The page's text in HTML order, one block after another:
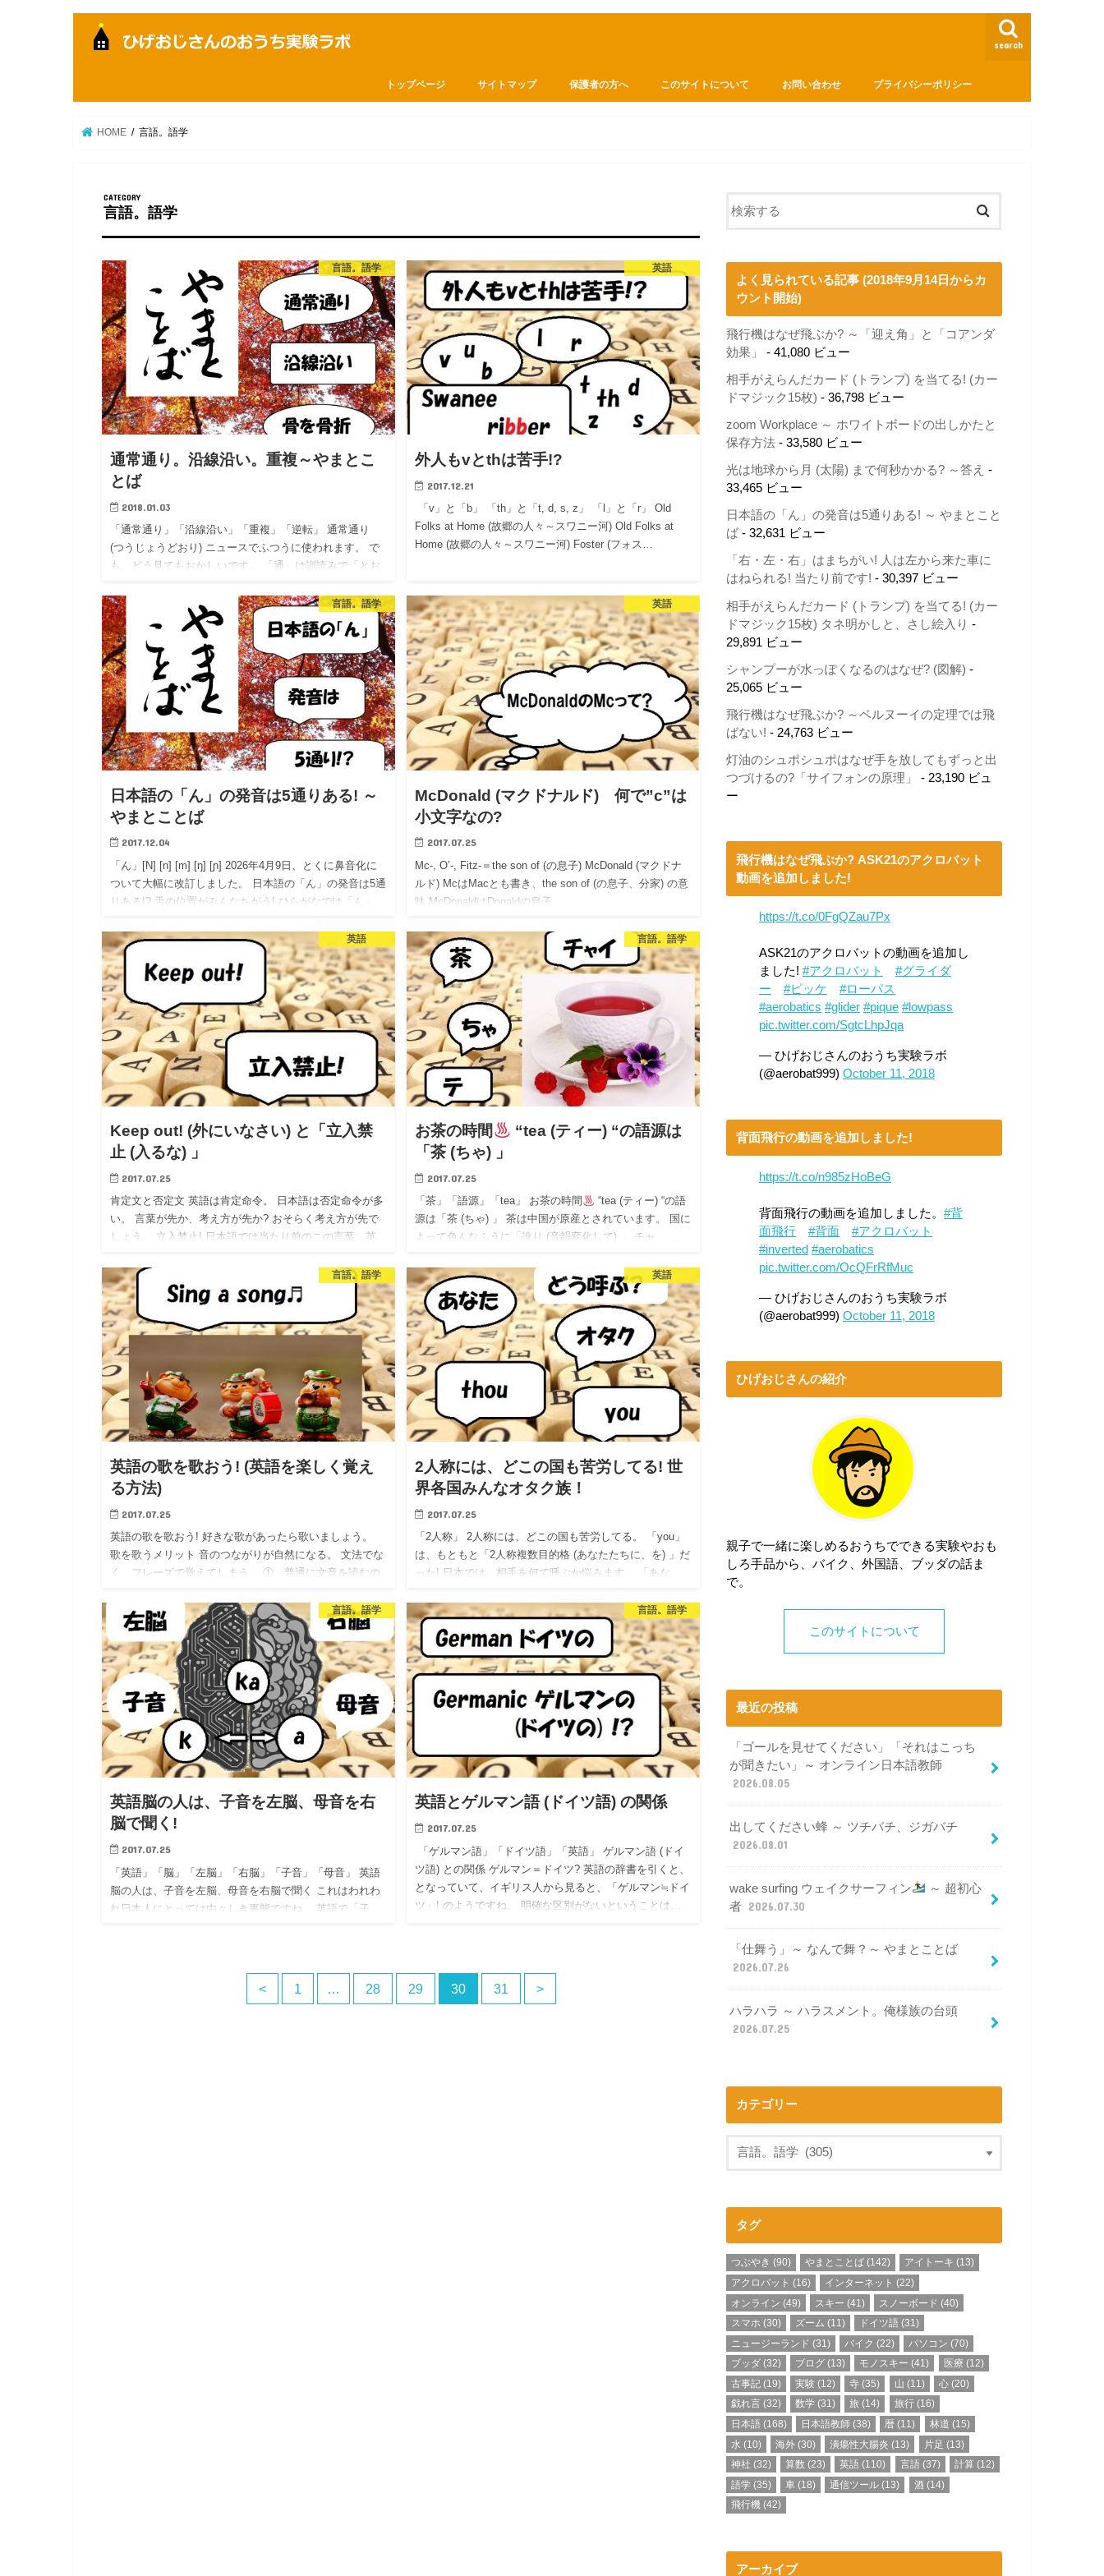
search
トップページ サイトマップ 保護者の方へ このサイトについて お問い合わせ プライバシーポリシー
HOME 言語。語学
言語。語学
言語。語学
通常通り。沿線沿い。重複～やまとこ
とば
2018.01.03
「通常通り」「沿線沿い」「重複」「逆転」 通常通り
(つうじょうどおり) ニュースでふつうに使われます。 で
も、どう見てもおかしいです。 「通」は訓読みで「とお
す。 「通常…
英語
外人もvとthは苦手!?
2017.12.21
「v」と「b」 「th」と「t, d, s, z」 「l」と「r」 Old
Folks at Home (故郷の人々～スワニー河) Old Folks at
Home (故郷の人々～スワニー河) Foster (フォス…
言語。語学
日本語の「ん」の発音は5通りある! ～
やまとことば
2017.12.04
「ん」[N] [n] [m] [ŋ] [ɲ] 2026年4月9日、とくに鼻音化に
ついて大幅に改訂しました。 日本語の「ん」の発音は5通
りある!? 舌の位置がみんなちがう! ひらがなでは「ん」、
英語
McDonald (マクドナルド) 何で”c”は
小文字なの?
2017.07.25
Mc-, O’-, Fitz-＝the son of (の息子) McDonald (マクドナ
ルド) McはMacとも書き、the son of (の息子、分家) の意
味 McDonaldはDonaldの息子…
英語
Keep out! (外にいなさい) と「立入禁
止 (入るな) 」
2017.07.25
肯定文と否定文 英語は肯定命令。 日本語は否定命令が多
い。 言葉が先か、考え方が先か? おそらく考え方が先で
しょう。 立入禁止! 日本語では当たり前のこの言葉。英
言語。語学
お茶の時間
“tea (ティー) “の語源は
「茶 (ちゃ) 」
2017.07.25
「茶」「語源」「tea」 お茶の時間
“tea (ティー) “の語
源は「茶 (ちゃ) 」 茶は中国が原産とされています。 国に
よって色んなふうに「訛り (音韻変化して) 」 チャ、…
言語。語学
英語の歌を歌おう! (英語を楽しく覚え
る方法)
2017.07.25
英語の歌を歌おう! 好きな歌があったら歌いましょう。
歌を歌うメリット 音のつながりが自然になる。 文法でな
く、フレーズで覚えてしまう。 ① 普通に文章を読むの
「子音」を次…
英語
2人称には、どこの国も苦労してる! 世
界各国みんなオタク族！
2017.07.25
「2人称」 2人称には、どこの国も苦労してる。 「you」
は、もともと「2人称複数目的格 (あなたたちに、を) 」だ
った! 日本では、相手を何て呼ぶか悩みます。 「あな
の…
言語。語学
英語脳の人は、子音を左脳、母音を右
脳で聞く!
2017.07.25
「英語」「脳」「左脳」「右脳」「子音」「母音」 英語
脳の人は、子音を左脳、母音を右脳で聞く これはわれわ
れ日本人にとっては由々しき事態ですね。 英語で「子
言語。語学
英語とゲルマン語 (ドイツ語) の関係
2017.07.25
「ゲルマン語」「ドイツ語」「英語」 ゲルマン語 (ドイ
ツ語) との関係 ゲルマン＝ドイツ? 英語の辞書を引くと、
となっていて、イギリス人から見ると、「ゲルマン≒ドイ
ツ」! のようですね。 明確な区別がないということは…
< 1 … 28 29 30 31 >
よく見られている記事 (2018年9月14日からカ
ウント開始)
飛行機はなぜ飛ぶか? ～「迎え角」と「コアンダ
効果」
- 41,080 ビュー
相手がえらんだカード (トランプ) を当てる! (カー
ドマジック15枚) - 36,798 ビュー
zoom Workplace ～ ホワイトボードの出しかたと
保存方法 - 33,580 ビュー
光は地球から月 (太陽) まで何秒かかる? ～答え -
33,465 ビュー
日本語の「ん」の発音は5通りある! ～ やまとこと
ば - 32,631 ビュー
「右・左・右」はまちがい! 人は左から来た車に
はねられる! 当たり前です! - 30,397 ビュー
相手がえらんだカード (トランプ) を当てる! (カー
ドマジック15枚) タネ明かしと、さし絵入り -
29,891 ビュー
シャンプーが水っぽくなるのはなぜ? (図解) -
25,065 ビュー
飛行機はなぜ飛ぶか? ～ベルヌーイの定理では飛
ばない! - 24,763 ビュー
灯油のシュポシュポはなぜ手を放してもずっと出
つづけるの?「サイフォンの原理」
- 23,190 ビュ
ー
飛行機はなぜ飛ぶか? ASK21のアクロバット
動画を追加しました!
https://t.co/0FgQZau7Px
ASK21のアクロバットの動画を追加し
ました! #アクロバット
#グライダ
ー
#ピッケ
#ローパス
#aerobatics #glider #pique #lowpass
pic.twitter.com/SgtcLhpJqa
— ひげおじさんのおうち実験ラボ
(@aerobat999) October 11, 2018
背面飛行の動画を追加しました!
https://t.co/n985zHoBeG
背面飛行の動画を追加しました。 #背
面飛行
#背面
#アクロバット
#inverted #aerobatics
pic.twitter.com/OcQFrRfMuc
— ひげおじさんのおうち実験ラボ
(@aerobat999) October 11, 2018
ひげおじさんの紹介
親子で一緒に楽しめるおうちでできる実験やおも
しろ手品から、バイク、外国語、ブッダの話ま
で。
このサイトについて
最近の投稿
「ゴールを見せてください」「それはこっち
が聞きたい」～ オンライン日本語教師
2026.08.05
出してください蜂 ～ ツチバチ、ジガバチ
2026.08.01
wake surfing ウェイクサーフィン
～ 超初心
者 2026.07.30
「仕舞う」～ なんで舞？～ やまとことば
2026.07.26
ハラハラ ～ ハラスメント。俺様族の台頭
2026.07.25
カテゴリー
タグ
つぶやき (90) やまとことば (142) アイトーキ (13)
アクロバット (16) インターネット (22)
オンライン (49) スキー (41) スノーボード (40)
スマホ (30) ズーム (11) ドイツ語 (31)
ニュージーランド (31) バイク (22) パソコン (70)
ブッダ (32) ブログ (13) モノスキー (41) 医療 (12)
古事記 (19) 実験 (12) 寺 (35) 山 (11) 心(20)
戯れ言 (32) 数学 (31) 旅 (14) 旅行(16)
日本語 (168) 日本語教師 (38) 暦 (11) 林道 (15)
水 (10) 海外 (30) 潰瘍性大腸炎 (13) 片足 (13)
神社 (32) 算数 (23) 英語 (110) 言語 (37) 計算 (12)
語学 (35) 車 (18) 通信ツール (13) 酒(14)
飛行機 (42)
アーカイブ